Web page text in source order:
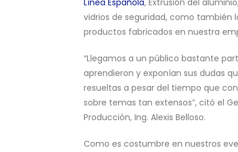
Línea Española, Extrusión del
vidrios de seguridad, como también
productos fabricados en nuestra
“Llegamos a un público bastante
aprendieron y exponían sus dudas
resueltas a pesar del tiempo que
sobre temas tan extensos”, citó el
Producción, Ing. Alexis Belloso.
Como es costumbre en nuestros